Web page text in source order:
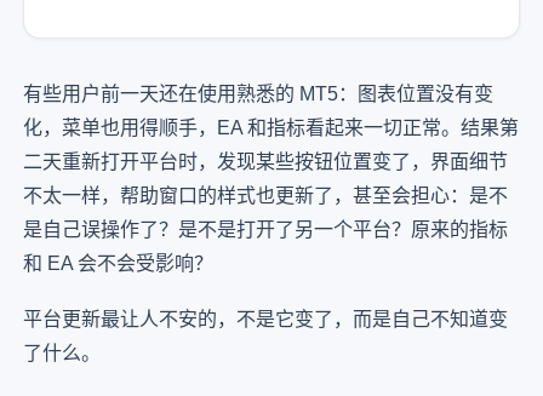
有些用户前一天还在使用熟悉的 MT5：图表位置没有变
化，菜单也用得顺手，EA 和指标看起来一切正常。结果第
二天重新打开平台时，发现某些按钮位置变了，界面细节
不太一样，帮助窗口的样式也更新了，甚至会担心：是不
是自己误操作了？是不是打开了另一个平台？原来的指标
和 EA 会不会受影响？
平台更新最让人不安的，不是它变了，而是自己不知道变
了什么。